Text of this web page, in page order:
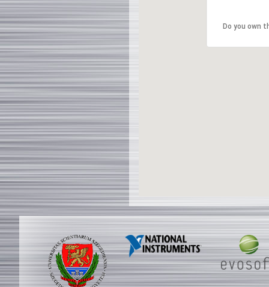
Do you own